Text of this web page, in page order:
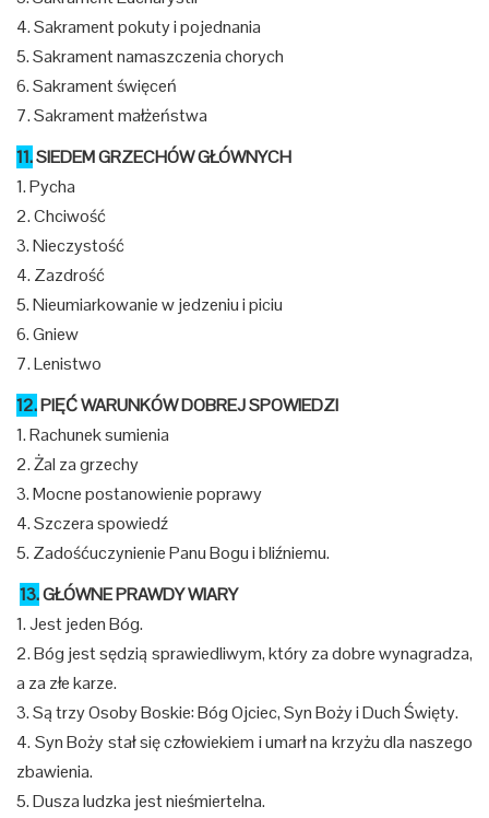
4. Sakrament pokuty i pojednania
5. Sakrament namaszczenia chorych
6. Sakrament święceń
7. Sakrament małżeństwa
11.SIEDEM GRZECHÓW GŁÓWNYCH
1. Pycha
2. Chciwość
3. Nieczystość
4. Zazdrość
5. Nieumiarkowanie w jedzeniu i piciu
6. Gniew
7. Lenistwo
12.PIĘĆ WARUNKÓW DOBREJ SPOWIEDZI
1. Rachunek sumienia
2. Żal za grzechy
3. Mocne postanowienie poprawy
4. Szczera spowiedź
5. Zadośćuczynienie Panu Bogu i bliźniemu.
13.GŁÓWNE PRAWDY WIARY
1. Jest jeden Bóg.
2. Bóg jest sędzią sprawiedliwym, który za dobre wynagradza,
a za złe karze.
3. Są trzy Osoby Boskie: Bóg Ojciec, Syn Boży i Duch Święty.
4. Syn Boży stał się człowiekiem i umarł na krzyżu dla naszego
zbawienia.
5. Dusza ludzka jest nieśmiertelna.